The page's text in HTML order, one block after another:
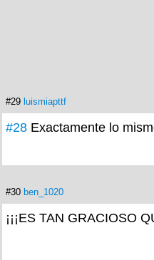
#29 luismiapttf
#28 Exactamente lo
#30 ben_1020
¡¡¡ES TAN GRACIOSO